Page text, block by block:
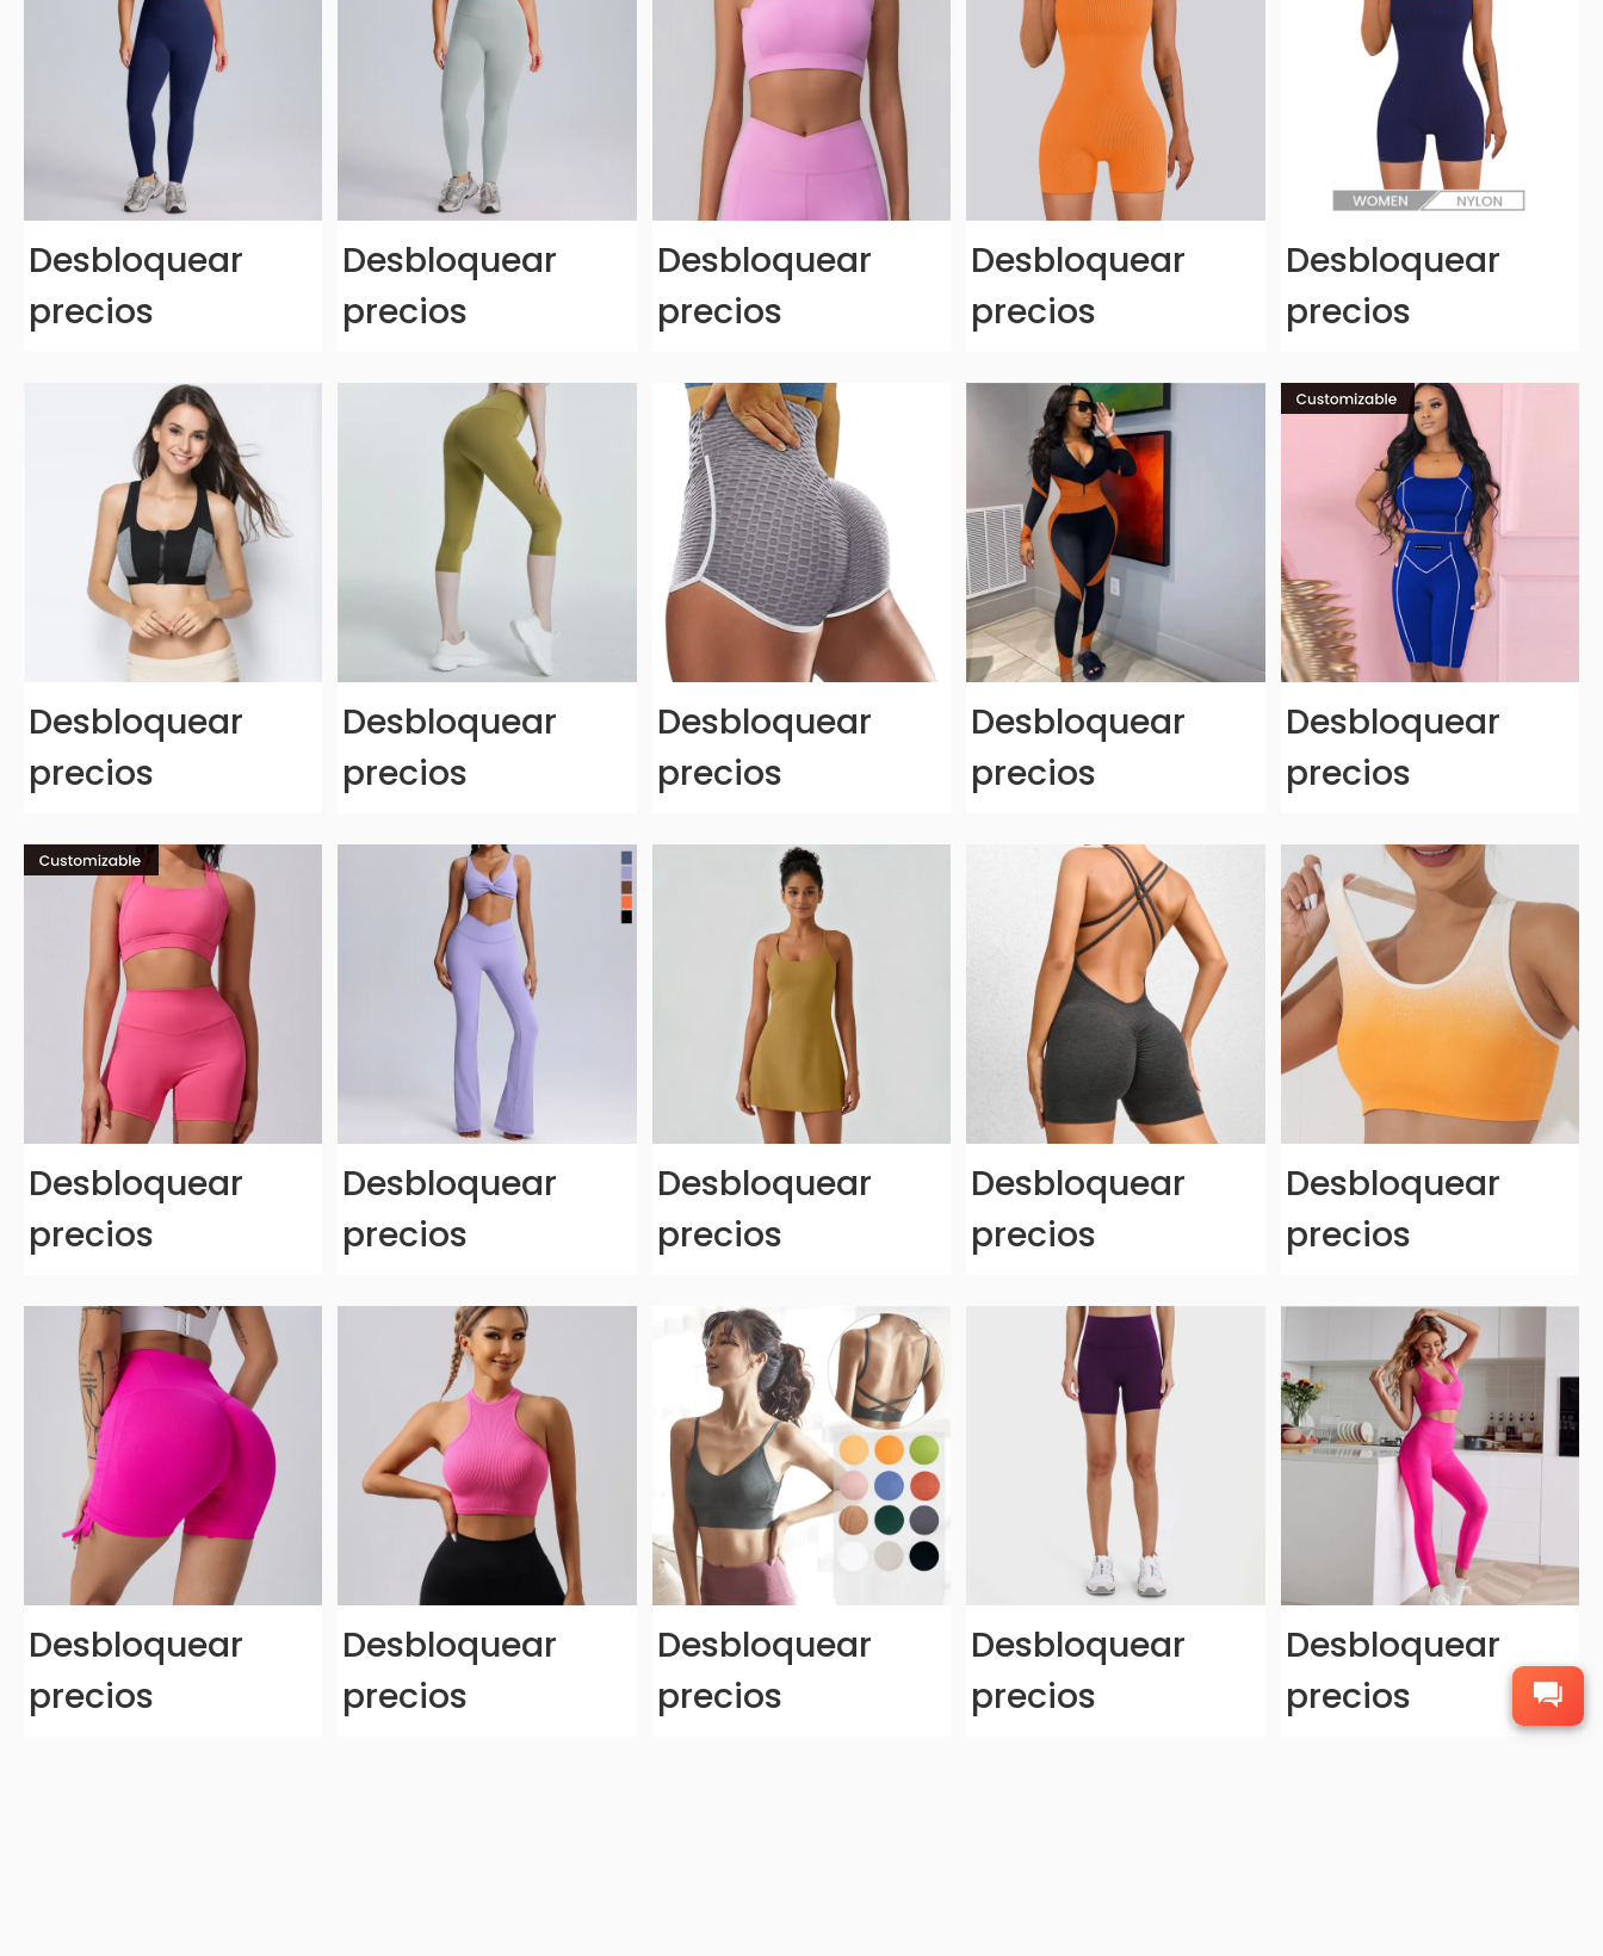
Desbloquear
precios
Desbloquear
precios
Desbloquear
precios
Desbloquear
precios
Desbloquear
precios
Desbloquear
precios
Desbloquear
precios
Desbloquear
precios
Desbloquear
precios
Desbloquear
precios
Desbloquear
precios
Desbloquear
precios
Desbloquear
precios
Desbloquear
precios
Desbloquear
precios
Desbloquear
precios
Desbloquear
precios
Desbloquear
precios
Desbloquear
precios
Desbloquear
precios